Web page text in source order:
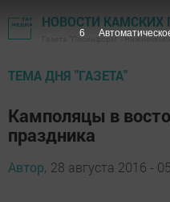
НОВОСТИ КАМСКИХ
Газета "Посинформ" -
ТЕМА ДНЯ "ГАЗЕТА"
Камполяцы в
праздника
Автор, 28 августа 2016 -
6